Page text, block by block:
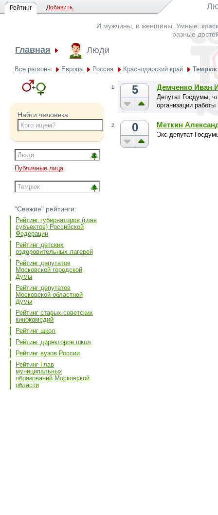
Рейтинг Добавить
И мужчины, и женщины. Умные,
разные
Главная Люди
Все регионы Европа Россия Краснодарский край Темрюк
Найти человека
Публичные лица
"Свежие" рейтинги:
Рейтинг губернаторов (глав
субъектов) Российской
Федерации
Рейтинг детских
оздоровительных лагерей
Рейтинг депутатов
Московской городской
Думы
Рейтинг депутатов
Московской областной
Думы
Рейтинг старых советских
кинокомедий
Рейтинг школ
Рейтинг директоров школ
Рейтинг вузов России
Рейтинг Глав
муниципальных
образований Московской
области
1 5 Демченко Иван
Депутат Госдумы,
организации
2 0 Меткин
Экс-депутат